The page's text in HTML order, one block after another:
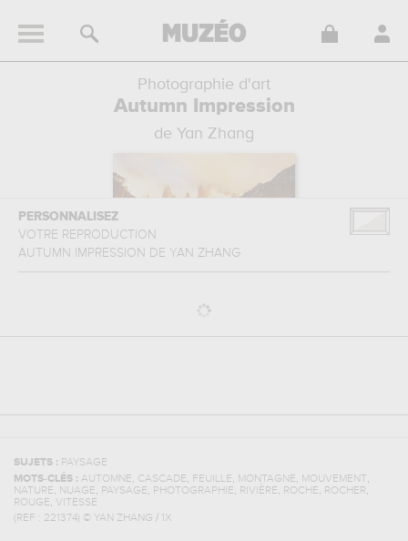
Photographie d'art
Autumn Impression
de Yan Zhang
PERSONNALISEZ
VOTRE REPRODUCTION
AUTUMN IMPRESSION DE YAN ZHANG
SUJETS : PAYSAGE
MOTS-CLÉS : AUTOMNE, CASCADE, FEUILLE, MONTAGNE, MOUVEMENT,
NATURE, NUAGE, PAYSAGE, PHOTOGRAPHIE, RIVIÈRE, ROCHE, ROCHER,
ROUGE, VITESSE
(REF : 221374) © YAN ZHANG / 1X